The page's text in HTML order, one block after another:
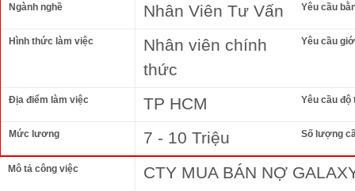
Ngành nghề Nhân Viên Tư Vấn Yêu cầu
Hình thức làm việc
Nhân viên chính
thức
Yêu cầu
Địa điểm làm việc TP HCM Yêu cầu độ
Mức lương 7 - 10 Triệu Số lượng
Mô tả công việc CTY MUA BÁN NỢ